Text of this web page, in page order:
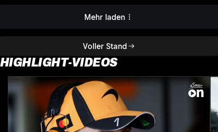
Voller Stand
Mehr laden
HIGHLIGHT-VIDEOS